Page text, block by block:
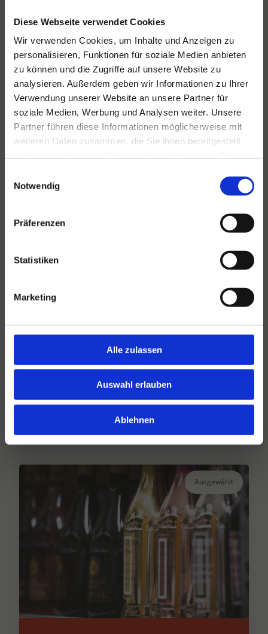
Diese Webseite verwendet Cookies
Wir verwenden Cookies, um Inhalte und Anzeigen zu
personalisieren, Funktionen für soziale Medien anbieten
zu können und die Zugriffe auf unsere Website zu
analysieren. Außerdem geben wir Informationen zu Ihrer
Verwendung unserer Website an unsere Partner für
soziale Medien, Werbung und Analysen weiter. Unsere
Partner führen diese Informationen möglicherweise mit
weiteren Daten zusammen, die Sie ihnen bereitgestellt
Notwendig
Präferenzen
Statistiken
Marketing
Alle zulassen
Auswahl erlauben
Ablehnen
Für alle Ihre Veranstaltungen
und Feste
Hansen Events ist Ihr Partner für
Veranstaltungen von groß bis klein.
Lesen Sie mehr
Hansen Dranken seit 1947
Ihr großer unabhängiger Getränkegroßhändler
seit über 75 Jahren.
Ausgewählt